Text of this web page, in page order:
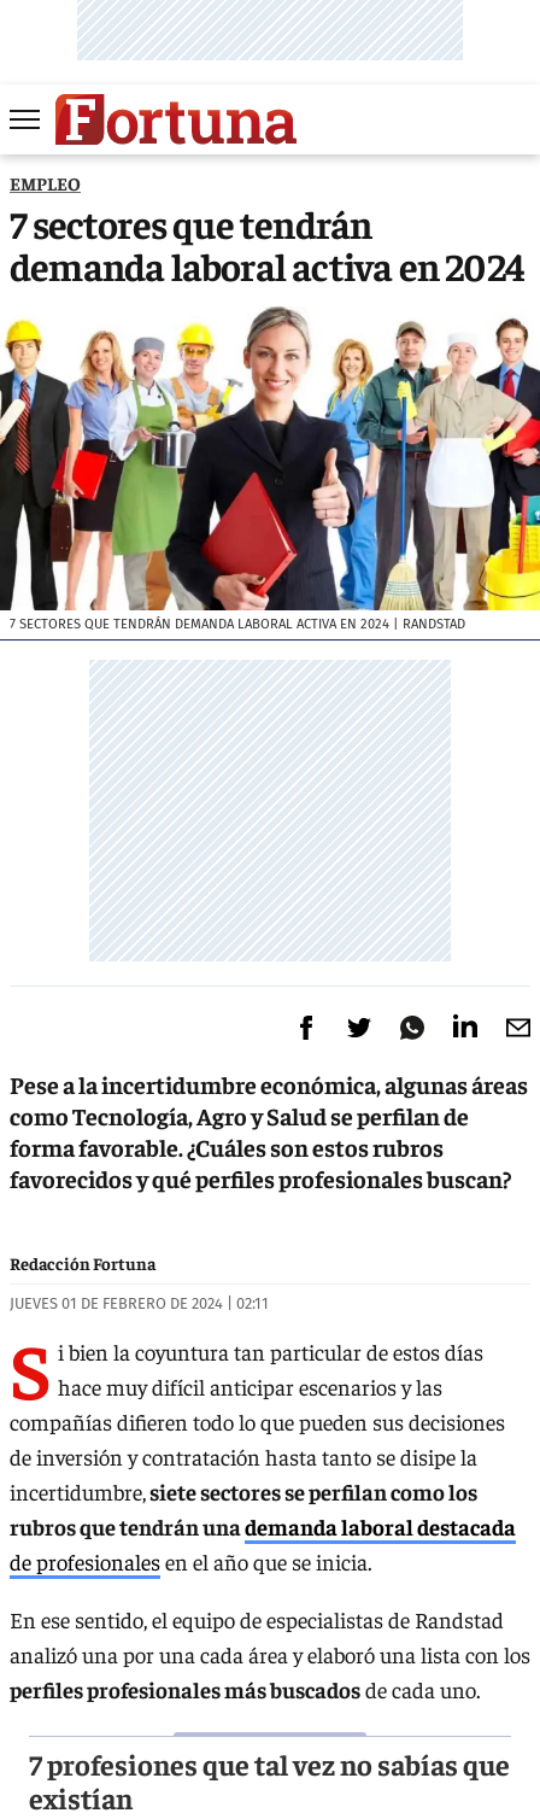
EMPLEO
7 sectores que tendrán
demanda laboral activa en 2024
7 SECTORES QUE TENDRÁN DEMANDA LABORAL ACTIVA EN 2024 | RANDSTAD
Pese a la incertidumbre económica, algunas áreas
como Tecnología, Agro y Salud se perfilan de
forma favorable. ¿Cuáles son estos rubros
favorecidos y qué perfiles profesionales buscan?
Redacción Fortuna
JUEVES 01 DE FEBRERO DE 2024 | 02:11
S i bien la coyuntura tan particular de estos días
hace muy difícil anticipar escenarios y las
compañías difieren todo lo que pueden sus decisiones
de inversión y contratación hasta tanto se disipe la
incertidumbre,siete sectores se perfilan como los
rubros que tendrán unademanda laboral destacada
de profesionalesen el año que se inicia.
En ese sentido, el equipo de especialistas de Randstad
analizó una por una cada área y elaboró una lista con los
perfiles profesionales más buscadosde cada uno.
7 profesiones que tal vez no sabías que
existían